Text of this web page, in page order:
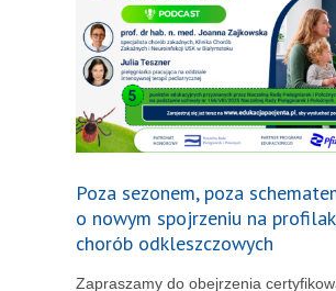
Poza sezonem, poza
o nowym spojrzeniu na
chorób odkleszczowych
Zapraszamy do obejrzenia